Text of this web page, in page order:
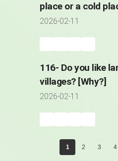
place or a cold
2026-02-11
116- Do you like
villages? [Why?]
2026-02-11
1 2 3 4